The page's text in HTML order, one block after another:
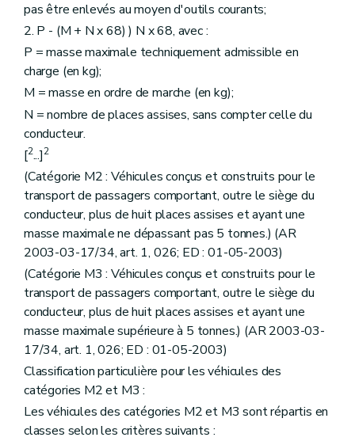
pas être enlevés au moyen d'outils courants;
2. P - (M + N x 68) ) N x 68, avec :
P = masse maximale techniquement admissible en
charge (en kg);
M = masse en ordre de marche (en kg);
N = nombre de places assises, sans compter celle du
conducteur.
[2...]2
(Catégorie M2 : Véhicules conçus et construits pour le
transport de passagers comportant, outre le siège du
conducteur, plus de huit places assises et ayant une
masse maximale ne dépassant pas 5 tonnes.) (AR
2003-03-17/34, art. 1, 026; ED : 01-05-2003)
(Catégorie M3 : Véhicules conçus et construits pour le
transport de passagers comportant, outre le siège du
conducteur, plus de huit places assises et ayant une
masse maximale supérieure à 5 tonnes.) (AR 2003-03-
17/34, art. 1, 026; ED : 01-05-2003)
Classification particulière pour les véhicules des
catégories M2 et M3 :
Les véhicules des catégories M2 et M3 sont répartis en
classes selon les critères suivants :